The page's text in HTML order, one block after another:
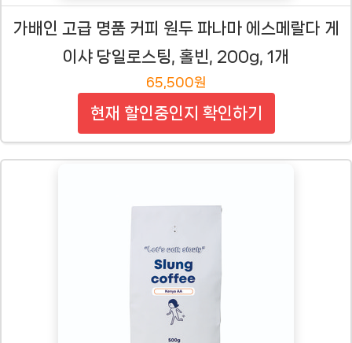
가배인 고급 명품 커피 원두 파나마 에스메랄다 게
이샤 당일로스팅, 홀빈, 200g, 1개
65,500원
현재 할인중인지 확인하기